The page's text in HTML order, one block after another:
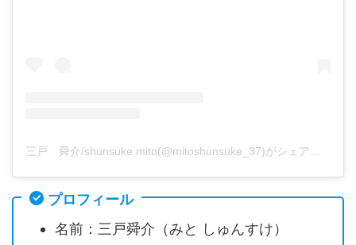
三戸 舜介/shunsuke mito(@mitoshunsuke_37)がシェアした投稿
プロフィール
名前：三戸舜介（みと しゅんすけ）